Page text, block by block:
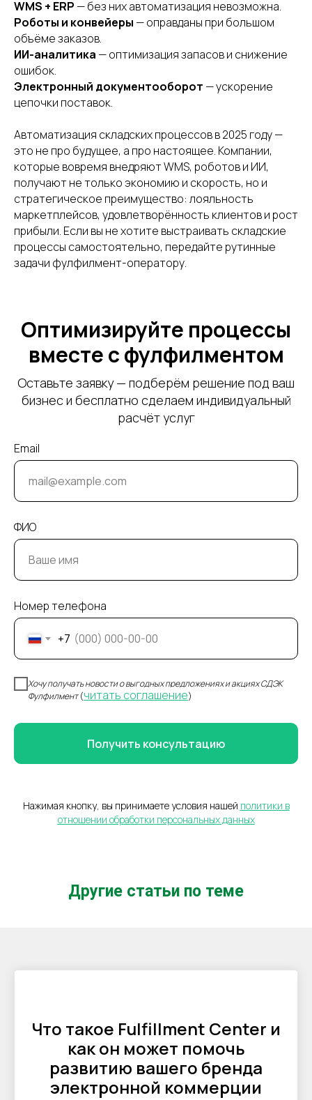
WMS + ERP — без них автоматизация невозможна.
Роботы и конвейеры — оправданы при большом
объёме заказов.
ИИ-аналитика — оптимизация запасов и снижение
ошибок.
Электронный документооборот — ускорение
цепочки поставок.
Автоматизация складских процессов в 2025 году —
это не про будущее, а про настоящее. Компании,
которые вовремя внедряют WMS, роботов и ИИ,
получают не только экономию и скорость, но и
стратегическое преимущество: лояльность
маркетплейсов, удовлетворённость клиентов и рост
прибыли. Если вы не хотите выстраивать складские
процессы самостоятельно, передайте рутинные
задачи фулфилмент-оператору.
Оптимизируйте процессы
вместе с фулфилментом
Оставьте заявку — подберём решение под ваш
бизнес и бесплатно сделаем индивидуальный
расчёт услуг
Email
ФИО
Номер телефона
+7
Хочу получать новости о выгодных предложениях и акциях СДЭК
Фулфилмент(читать соглашение)
Получить консультацию
Нажимая кнопку, вы принимаете условия нашей политики в
отношении обработки персональных данных
Другие статьи по теме
Что такое Fulfillment Center и
как он может помочь
развитию вашего бренда
электронной коммерции
г. Москва, 1-я улица
Измайловского
Зверинца, д.8
Адрес
Телефон
Поддержка
Заключить договор
Решения для
Фулфилмент для
Фулфилмент
Тарифы